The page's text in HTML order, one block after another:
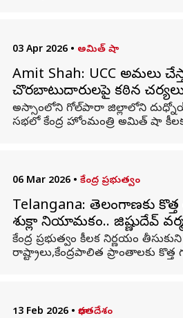
03 Apr 2026 • అమిత్ షా
Amit Shah: UCC అమలు
చొరబాటుదారులపై కఠిన
అస్సాంలోని గోల్‌పారా జిల్లాలోని
సభలో కేంద్ర హోంమంత్రి అమిత్ షా
06 Mar 2026 • కేంద్ర ప్రభుత్వం
Telangana: తెలంగాణకు
శుక్లా నియామకం.. జిష్ణుదేవ్‌
కేంద్ర ప్రభుత్వం కీలక నిర్ణయం
రాష్ట్రాలు,కేంద్రపాలిత ప్రాంతాలకు
13 Feb 2026 • భారతదేశం